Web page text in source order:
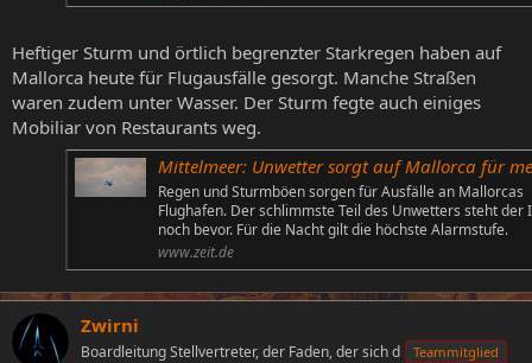
Heftiger Sturm und örtlich begrenzter Starkregen haben auf
Mallorca heute für Flugausfälle gesorgt. Manche Straßen
waren zudem unter Wasser. Der Sturm fegte auch einiges
Mobiliar von Restaurants weg.
Mittelmeer: Unwetter sorgt auf Mallorca für mehr als 40
Regen und Sturmböen sorgen für Ausfälle an Mallorcas
Flughafen. Der schlimmste Teil des Unwetters steht der
noch bevor. Für die Nacht gilt die höchste Alarmstufe.
www.zeit.de
Zwirni
Boardleitung Stellvertreter, der Faden, der sich d Teammitglied